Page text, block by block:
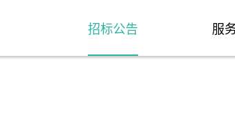
招标公告 服